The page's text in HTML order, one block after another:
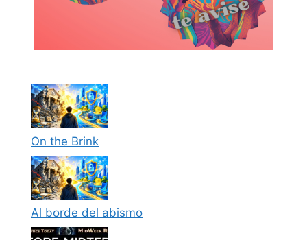
On the Brink
Al borde del abismo